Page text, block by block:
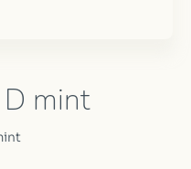
mint